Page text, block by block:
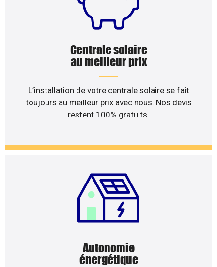
Centrale solaire
au meilleur prix
L’installation de votre centrale solaire se fait
toujours au meilleur prix avec nous. Nos devis
restent 100% gratuits.
Autonomie
énergétique